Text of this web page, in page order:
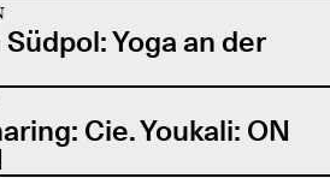
Yoga an der
Cie. Youkali: ON